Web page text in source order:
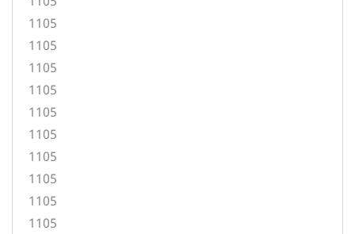
1105
1105
1105
1105
1105
1105
1105
1105
1105
1105